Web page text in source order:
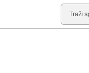
Pretraga